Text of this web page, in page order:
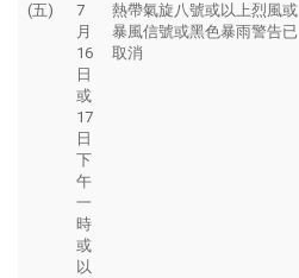
(五)
7
月
16
日
或
17
日
下
午
一
時
或
以
熱帶氣旋八號或以上烈風或
暴風信號或黑色暴雨警告已
取消